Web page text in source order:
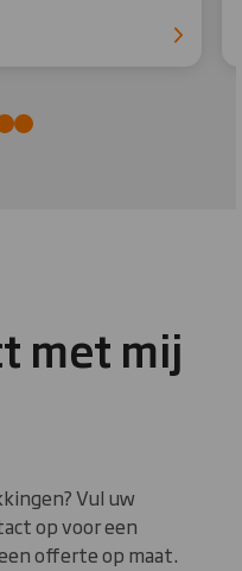
met mij
Vul uw
op voor een
offerte op maat.